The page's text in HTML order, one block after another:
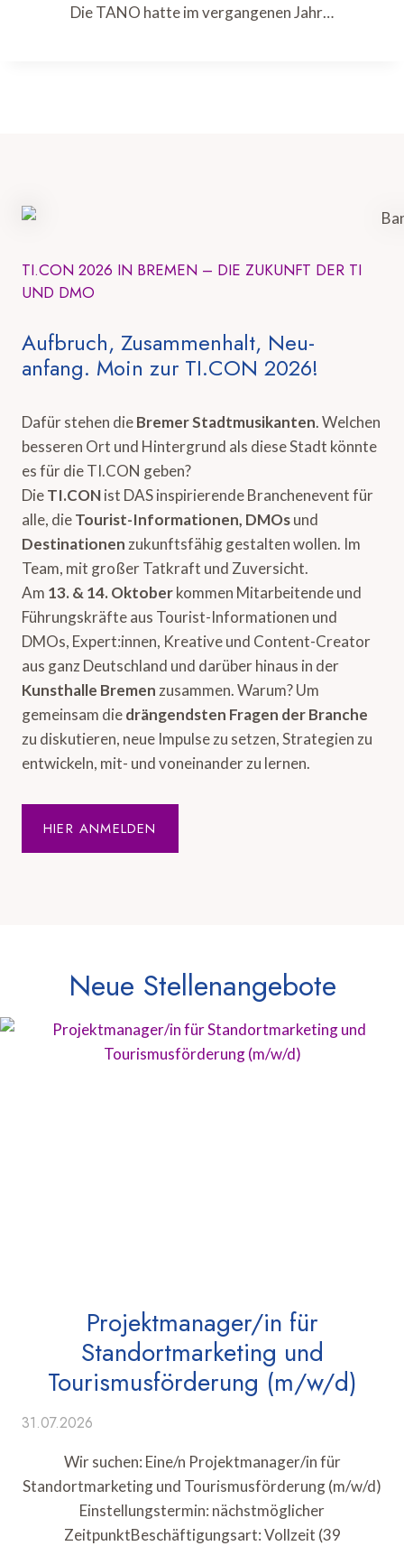
Die TANO hatte im vergangenen Jahr…
TI.CON 2026 IN BREMEN – DIE ZUKUNFT DER TI
UND DMO
Aufbruch, Zusammenhalt, Neu-
anfang. Moin zur TI.CON 2026!
Dafür stehen dieBremer Stadtmusikanten. Welchen
besseren Ort und Hintergrund als diese Stadt könnte
es für die TI.CON geben?
DieTI.CONist DAS inspirierende Branchenevent für
alle, dieTourist-Informationen, DMOsund
Destinationen zukunftsfähig gestalten wollen. Im
Team, mit großer Tatkraft und Zuversicht.
Am 13. & 14. Oktoberkommen Mitarbeitende und
Führungskräfte aus Tourist-Informationen und
DMOs, Expert:innen, Kreative und Content-Creator
aus ganz Deutschland und darüber hinaus in der
Kunsthalle Bremen zusammen. Warum? Um
gemeinsam diedrängendsten Fragen der Branche
zu diskutieren, neue Impulse zu setzen, Strategien zu
entwickeln, mit- und voneinander zu lernen.
HIER ANMELDEN
Neue Stellenangebote
Projektmanager/in für
Standortmarketing und
Tourismusförderung (m/w/d)
31.07.2026
Wir suchen: Eine/n Projektmanager/in für
Standortmarketing und Tourismusförderung (m/w/d)
Einstellungstermin: nächstmöglicher
ZeitpunktBeschäftigungsart: Vollzeit (39